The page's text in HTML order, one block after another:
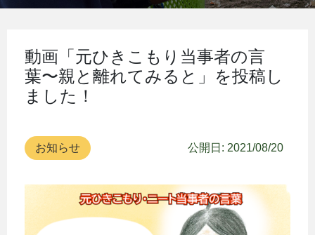
動画「元ひきこもり当事者の言
葉〜親と離れてみると」を投稿し
ました！
お知らせ 公開日: 2021/08/20